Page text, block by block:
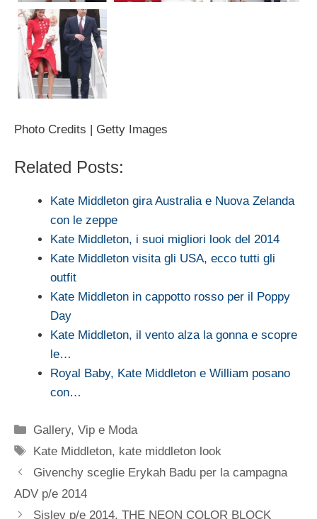
Photo Credits | Getty Images
Related Posts:
Kate Middleton gira Australia e Nuova Zelanda
con le zeppe
Kate Middleton, i suoi migliori look del 2014
Kate Middleton visita gli USA, ecco tutti gli
outfit
Kate Middleton in cappotto rosso per il Poppy
Day
Kate Middleton, il vento alza la gonna e scopre
le…
Royal Baby, Kate Middleton e William posano
con…
Categorie
Gallery,Vip e Moda
Tag
Kate Middleton, kate middleton look
Givenchy sceglie Erykah Badu per la campagna
ADV p/e 2014
Sisley p/e 2014, THE NEON COLOR BLOCK